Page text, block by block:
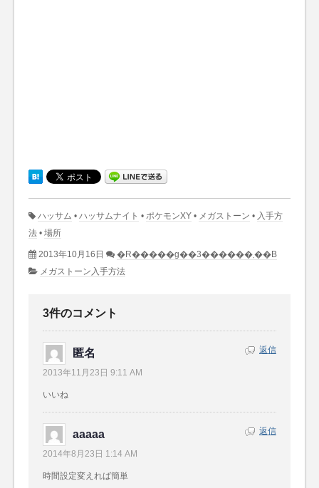
ハッサム • ハッサムナイト • ポケモンXY • メガストーン • 入手方
法 • 場所
2013年10月16日
�R�����g��3������܂��B
メガストーン入手方法
3件のコメント
匿名
2013年11月23日 9:11 AM
いいね
返信
aaaaa
2014年8月23日 1:14 AM
時間設定変えれば簡単
返信